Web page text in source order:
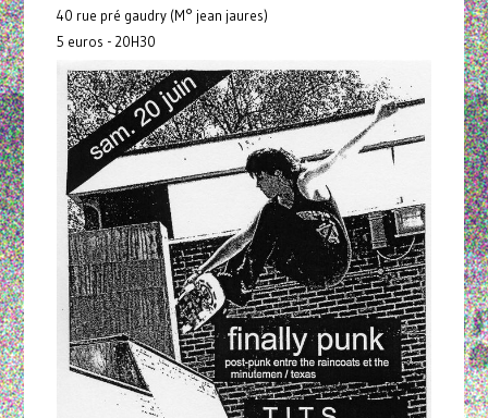
40 rue pré gaudry (M° jean jaures)
5 euros - 20H30